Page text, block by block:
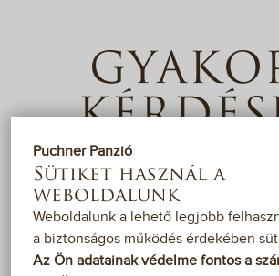
Puchner Panzió
Sütiket használ a
weboldalunk
Weboldalunk a lehető legjobb
a biztonságos működés érdekében
Az Ön adatainak védelme fontos a
ÁRAK
AKCIÓK
VENDÉGKÖNYV
TÉRKÉP
PÁLYÁZAT
Kérdése van? Ezen az oldalon
leggyakoribb kérdés-válaszokat. Ha
szükséges információt, kérjük vegye
kapcsolatot!